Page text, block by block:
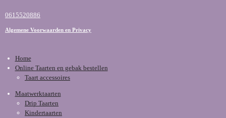
0615520886
Algemene Voorwaarden en Privacy
Home
Online Taarten en gebak bestellen
Taart accessoires
Maatwerktaarten
Drip Taarten
Kindertaarten